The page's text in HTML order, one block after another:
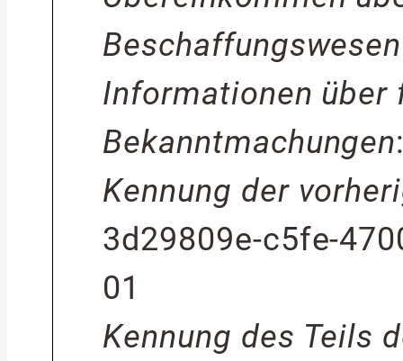
Beschaffungswesen
Informationen über
Bekanntmachungen
Kennung der
3d29809e-c5fe-
01
Kennung des Teils